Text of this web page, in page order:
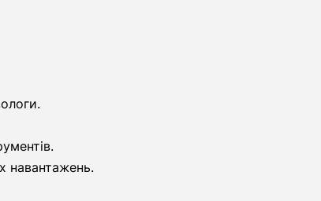
навантажень.